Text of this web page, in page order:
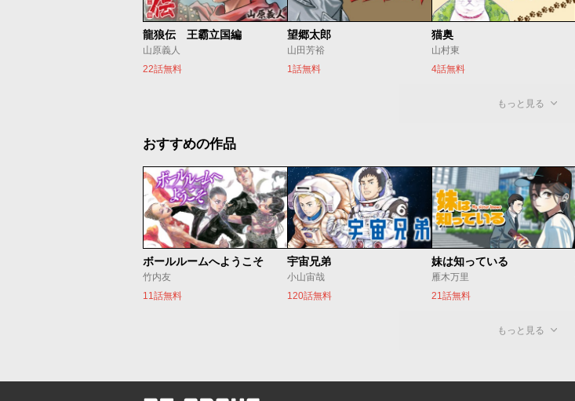
龍狼伝 王霸立国編
山原義人
22話無料
望郷太郎
山田芳裕
1話無料
猫奥
山村東
4話無料
もっと見る
おすすめの作品
ボールルームへようこそ
竹内友
11話無料
宇宙兄弟
小山宙哉
120話無料
妹は知っている
雁木万里
21話無料
もっと見る